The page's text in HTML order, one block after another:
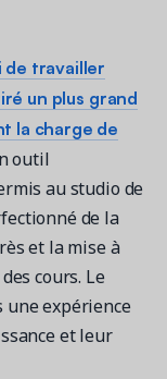
de travailler
un plus grand
la charge de
outil
au studio de
de la
et la mise à
cours. Le
une expérience
et leur